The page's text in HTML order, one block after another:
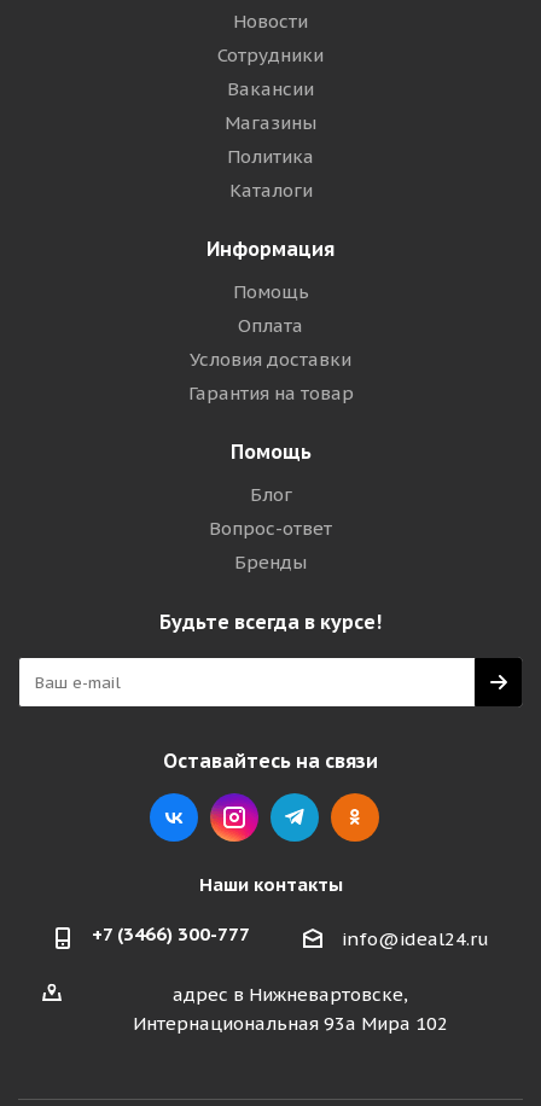
Новости
Сотрудники
Вакансии
Магазины
Политика
Каталоги
Информация
Помощь
Оплата
Условия доставки
Гарантия на товар
Помощь
Блог
Вопрос-ответ
Бренды
Будьте всегда в курсе!
Оставайтесь на связи
Наши контакты
+7 (3466) 300-777 info@ideal24.ru
адрес в Нижневартовске,
Интернациональная 93а Мира 102